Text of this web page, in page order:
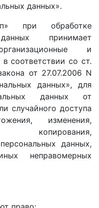
данных».
при обработке
принимает
и
соответствии со ст.
от 27.07.2006 N
данных», для
данных от
случайного доступа
изменения,
копирования,
данных,
неправомерных